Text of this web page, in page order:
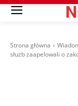
Strona główna
służb zaapelowali o